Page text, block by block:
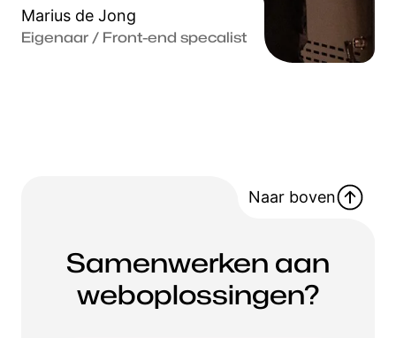
Marius de Jong
Eigenaar / Front-end specalist
Samenwerken aan
weboplossingen?
Naar boven